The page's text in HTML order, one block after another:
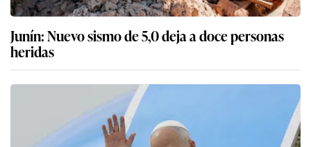
Junín: Nuevo sismo de 5,0 deja a doce personas
heridas